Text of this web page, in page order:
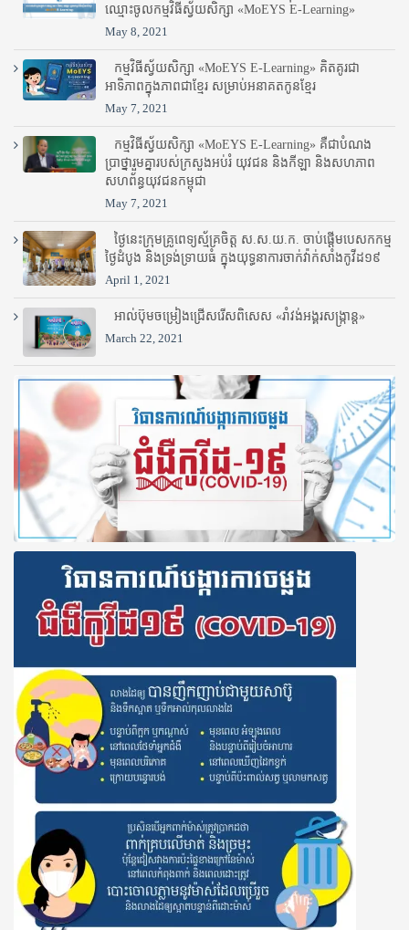
ឈ្មោះ​ចូល​កម្មវិធី​ស្វ័យសិក្សា «MoEYS E-Learning»
May 8, 2021
កម្មវិធីស្វ័យសិក្សា «MoEYS E-Learning» គិតគូរជា
អាទិភាពក្នុងភាពជាខ្មែរ សម្រាប់អនាគតកូនខ្មែរ
May 7, 2021
កម្មវិធីស្វ័យសិក្សា «MoEYS E-Learning» គឺជាបំណង
ប្រាថ្នារួមគ្នារបស់ក្រសួងអប់រំ​ យុវជន និងកីឡា និងសហភាព
សហព័ន្ធយុវជនកម្ពុជា
May 7, 2021
ថ្ងៃនេះក្រុមគ្រូពេទ្យស្ម័គ្រចិត្ត ស.ស.យ.ក. ចាប់ផ្តើមបេសកកម្ម
ថ្ងៃដំបូង និងទ្រង់ទ្រាយធំ ក្នុងយុទ្ធនាការចាក់វ៉ាក់សាំងកូវីដ១៩
April 1, 2021
អាល់ប៊ុមចម្រៀងជ្រើសរើសពិសេស «រាំវង់អង្គរសង្ក្រាន្ត»
March 22, 2021